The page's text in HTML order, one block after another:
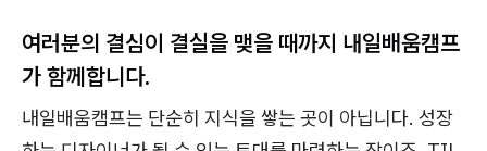
여러분의 결심이 결실을 맺을 때까지 내일배움캠프
가 함께합니다.
내일배움캠프는 단순히 지식을 쌓는 곳이 아닙니다. 성장